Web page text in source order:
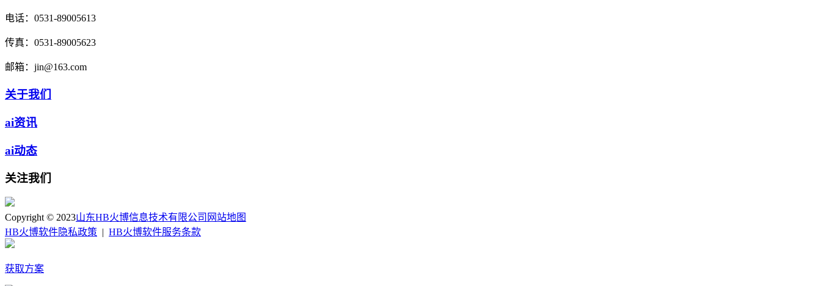
电话： 0531-89005613
传真： 0531-89005623
邮箱： jin@163.com
关于我们
ai资讯
ai动态
关注我们
Copyright © 2023山东HB火博信息技术有限公司 网站地图
HB火博软件隐私政策 | HB火博软件服务条款
获取方案